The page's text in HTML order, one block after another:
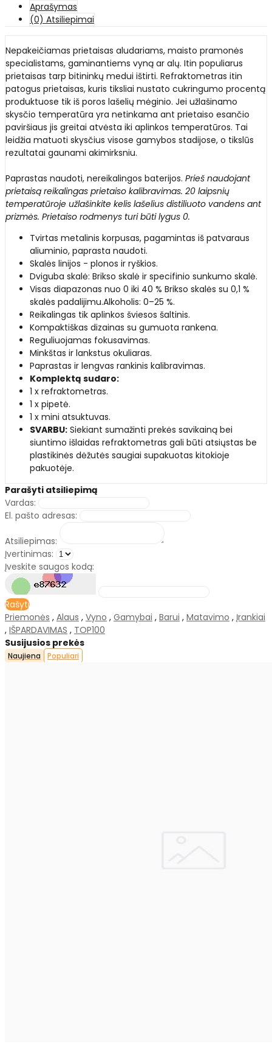
Aprašymas
(0) Atsiliepimai
Nepakeičiamas prietaisas aludariams, maisto pramonės
specialistams, gaminantiems vyną ar alų. Itin populiarus
prietaisas tarp bitininkų medui ištirti. Refraktometras itin
patogus prietaisas, kuris tiksliai nustato cukringumo procentą
produktuose tik iš poros lašelių mėginio. Jei užlašinamo
skysčio temperatūra yra netinkama ant prietaiso esančio
paviršiaus jis greitai atvėsta iki aplinkos temperatūros. Tai
leidžia matuoti skysčius visose gamybos stadijose, o tikslūs
rezultatai gaunami akimirksniu.
Paprastas naudoti, nereikalingos baterijos. Prieš naudojant
prietaisą reikalingas prietaiso kalibravimas. 20 laipsnių
temperatūroje užlašinkite kelis lašelius distiliuoto vandens ant
prizmės. Prietaiso rodmenys turi būti lygus 0.
Tvirtas metalinis korpusas, pagamintas iš patvaraus
aliuminio, paprasta naudoti.
Skalės linijos - plonos ir ryškios.
Dviguba skalė: Brikso skalė ir specifinio sunkumo skalė.
Visas diapazonas nuo 0 iki 40 % Brikso skalės su 0,1 %
skalės padalijimu.Alkoholis: 0–25 %.
Reikalingas tik aplinkos šviesos šaltinis.
Kompaktiškas dizainas su gumuota rankena.
Reguliuojamas fokusavimas.
Minkštas ir lankstus okuliaras.
Paprastas ir lengvas rankinis kalibravimas.
Komplektą sudaro:
1 x refraktometras.
1 x pipetė.
1 x mini atsuktuvas.
SVARBU: Siekiant sumažinti prekės savikainą bei
siuntimo išlaidas refraktometras gali būti atsiųstas be
plastikinės dėžutės saugiai supakuotas kitokioje
pakuotėje.
Parašyti atsiliepimą
Vardas:
El. pašto adresas:
Atsiliepimas:
Įvertinimas:
Įveskite saugos kodą:
Rašyti
Priemonės , Alaus , Vyno , Gamybai , Barui , Matavimo , Įrankiai
, IŠPARDAVIMAS , TOP100
Susijusios prekės
Naujiena Populiari